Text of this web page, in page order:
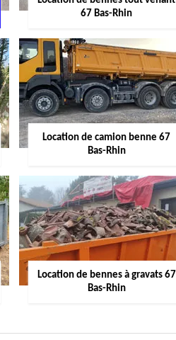
67 Bas-Rhin
Location de camion benne 67
Bas-Rhin
Location de bennes à gravats 67
Bas-Rhin